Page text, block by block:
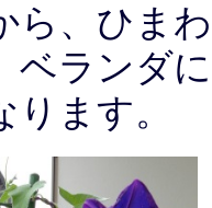
ら、ひま
ベランダ
ます。